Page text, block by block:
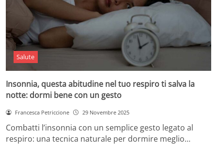
Salute
Insonnia, questa abitudine nel tuo respiro ti salva la
notte: dormi bene con un gesto
Francesca Petriccione 29 Novembre 2025
Combatti l’insonnia con un semplice gesto legato al
respiro: una tecnica naturale per dormire meglio…